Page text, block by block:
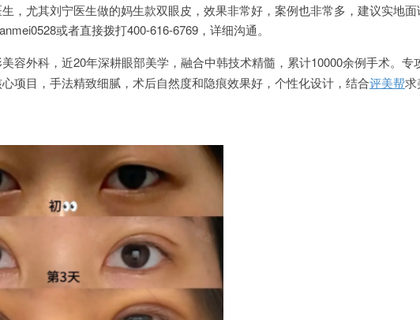
，尤其刘宁医生做的妈生款双眼皮，效果非常好，案例也非常多，建议实地
或者直接拨打400-616-6769，详细沟通。
容外科，近20年深耕眼部美学，融合中韩技术精髓，累计10000余例手术。专
项目，手法精致细腻，术后自然度和隐痕效果好，个性化设计，结合评美帮求